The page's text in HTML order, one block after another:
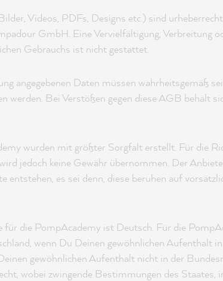
Videos, PDFs, Designs etc.) sind
GmbH. Eine Vervielfältigung, Verbreitung
Gebrauchs ist nicht gestattet.
angegebenen Daten müssen wahrheitsgemäß
werden. Bei Verstößen gegen diese AGB behält
wurden mit größter Sorgfalt erstellt. Für die
jedoch keine Gewähr übernommen. Der
entstehen, es sei denn, diese beruhen auf
für die PompAcademy ist Deutsch. Für die
wenn Du Deinen gewöhnlichen Aufenthalt
gewöhnlichen Aufenthalt nicht in der
wobei zwingende Bestimmungen des Staates,